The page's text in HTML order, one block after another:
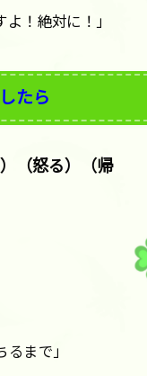
！絶対に！」
たら
（怒る）（帰
まで」